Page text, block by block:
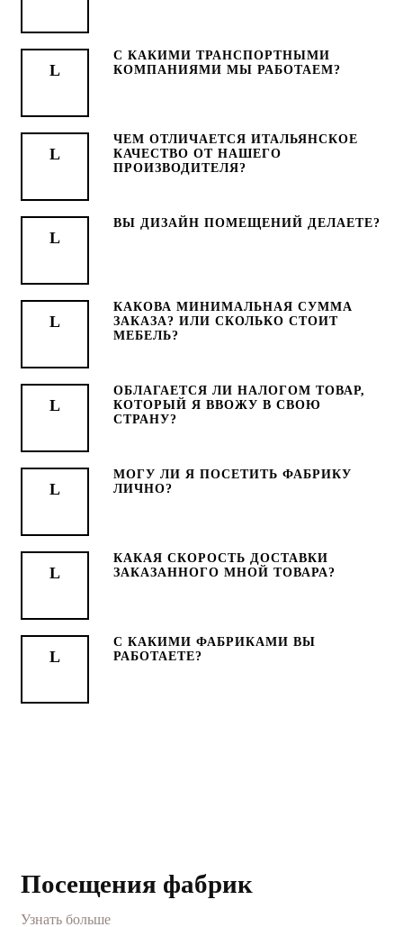
C КАКИМИ ТРАНСПОРТНЫМИ
КОМПАНИЯМИ МЫ РАБОТАЕМ?
ЧЕМ ОТЛИЧАЕТСЯ ИТАЛЬЯНСКОЕ
КАЧЕСТВО ОТ НАШЕГО
ПРОИЗВОДИТЕЛЯ?
ВЫ ДИЗАЙН ПОМЕЩЕНИЙ ДЕЛАЕТЕ?
КАКОВА МИНИМАЛЬНАЯ СУММА
ЗАКАЗА? ИЛИ СКОЛЬКО СТОИТ
МЕБЕЛЬ?
ОБЛАГАЕТСЯ ЛИ НАЛОГОМ ТОВАР,
КОТОРЫЙ Я ВВОЖУ В СВОЮ
СТРАНУ?
МОГУ ЛИ Я ПОСЕТИТЬ ФАБРИКУ
ЛИЧНО?
КАКАЯ СКОРОСТЬ ДОСТАВКИ
ЗАКАЗАННОГО МНОЙ ТОВАРА?
С КАКИМИ ФАБРИКАМИ ВЫ
РАБОТАЕТЕ?
Посещения фабрик
Узнать больше